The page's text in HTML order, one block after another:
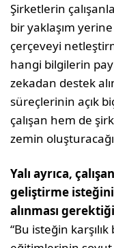
Şirketlerin
bir yaklaşım
çerçeveyi
hangi bilgilerin
zekadan destek
süreçlerinin açık
çalışan hem de
zemin
Yalı ayrıca,
geliştirme
alınması
“Bu isteğin